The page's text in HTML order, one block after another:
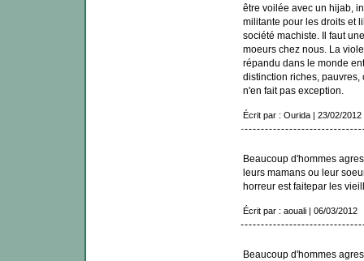
être voilée avec un hijab,
militante pour les droits et
société machiste. Il faut
moeurs chez nous. La
répandu dans le monde
distinction riches, pauvres,
n'en fait pas exception.
Écrit par : Ourida | 23/02/2012
Beaucoup d'hommes
leurs mamans ou leur
horreur est faitepar les
Écrit par : aouali | 06/03/2012
Beaucoup d'hommes